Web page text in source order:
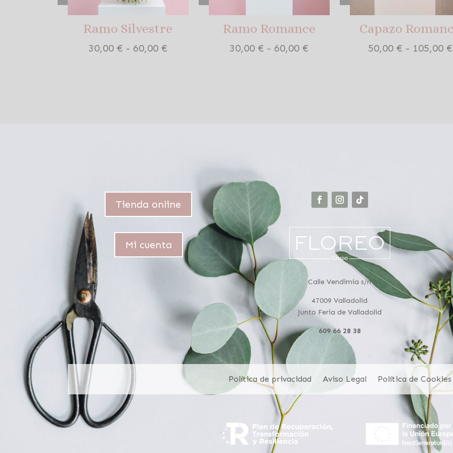
Ramo Silvestre
30,00 € - 60,00 €
Ramo Romance
30,00 € - 60,00 €
Capazo
50,00 € - 105,00 €
Tienda online
Mi cuenta
Calle Vendimia s/n
47009 Valladolid
Junto Feria de Valladolid
609 66 28 38
Política de privacidad Aviso Legal Política de Cookies